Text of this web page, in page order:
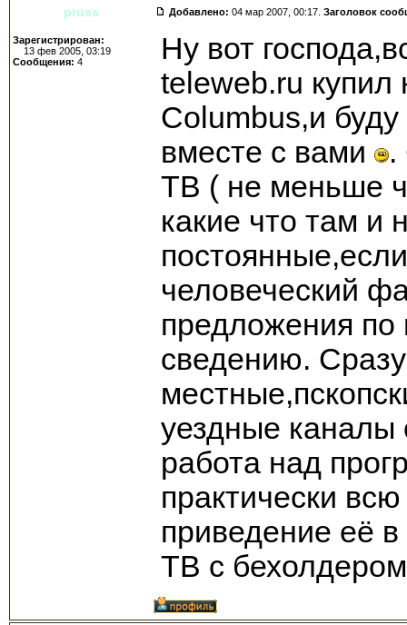
pruss Добавлено: 04 мар 2007, 00:17. Заголовок
Зарегистрирован:
13 фев 2005, 03:19
Сообщения: 4
Ну вот
teleweb.ru купил
Columbus,и
вместе с вами
.
ТВ ( не меньше
какие что там и
человеческий
предложения по
сведению.
уездные каналы
работа над
практически
приведение её
ТВ с